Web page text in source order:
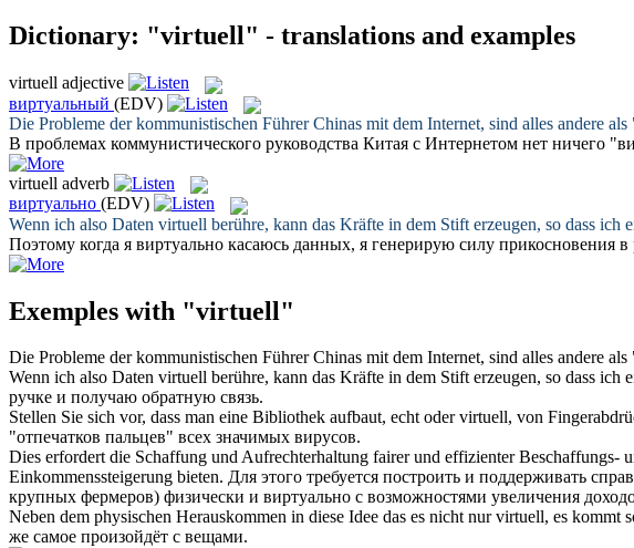
Dictionary: "virtuell" - translations and examples
virtuell adjective
виртуальный (EDV)
Die Probleme der kommunistischen Führer Chinas mit dem Internet, sind alles andere als
В проблемах коммунистического руководства Китая с Интернетом нет ничего "
virtuell adverb
виртуально (EDV)
Wenn ich also Daten virtuell berühre, kann das Kräfte in dem Stift erzeugen, so dass ich
Поэтому когда я виртуально касаюсь данных, я генерирую силу прикосновения
Exemples with "virtuell"
Die Probleme der kommunistischen Führer Chinas mit dem Internet, sind alles andere als
Wenn ich also Daten virtuell berühre, kann das Kräfte in dem Stift erzeugen, so dass ich
ручке и получаю обратную связь.
Stellen Sie sich vor, dass man eine Bibliothek aufbaut, echt odervirtuell, von
"отпечатков пальцев" всех значимых вирусов.
Dies erfordert die Schaffung und Aufrechterhaltung fairer und effizienter Beschaffungs-
Einkommenssteigerung bieten. Для этого требуется построить и поддерживать
крупных фермеров) физически и виртуально с возможностями увеличения
Neben dem physischen Herauskommen in diese Idee das es nicht nurvirtuell, es kommt
же самое произойдёт с вещами.